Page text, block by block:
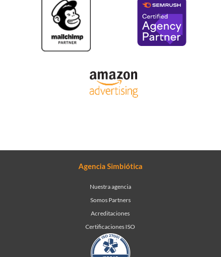
Agencia Simbiótica
Nuestra agencia
Somos Partners
Acreditaciones
Certificaciones ISO